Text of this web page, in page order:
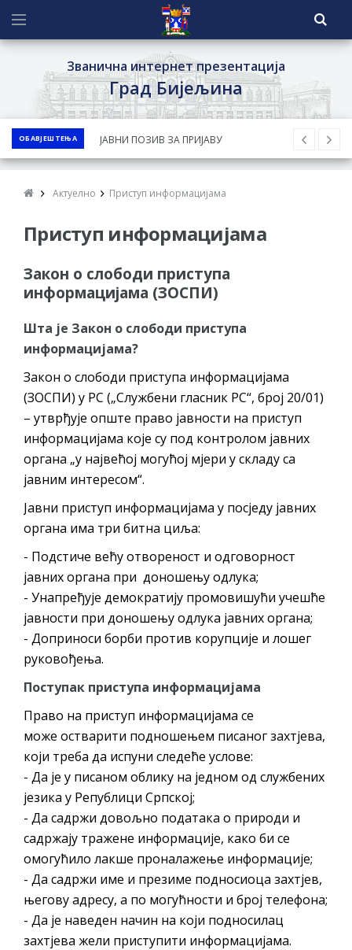
Званична интернет презентација
Град Бијељина
ОБАВЈЕШТЕЊА
ЈАВНИ ПОЗИВ ЗА ПРИЈАВУ
НЕПРОПИСНОГ ОДЛАГАЊА ОТПАДА УЗ
БЕСПОВРАТНИХ СРЕДСТАВА ЗА
СУФИНАНСИРАЊЕ КУПОВИНЕ СЕОСКЕ
КУЋЕ СА ОКУЋНИЦОМ НА ТЕРИТОРИЈИ
ГРАДА БИЈЕЉИНА ЗА 2026. ГОДИНУ
ПРЕЛИМИНАРНA РАНГ ЛИСТA
КАНДИДАТА КОЈИ СУ ОСТВАРИЛИ ПРАВО
НА ГРАДСКИ МЈЕСЕЧНИ БОРАЧКИ
ДОДАТАК ЗА ДЕМОБИЛИСАНЕ БОРЦЕ
ВОЈСКЕ РЕПУБЛИКЕ СРПСКЕ У СТАЊУ
СОЦИЈАЛНЕ ПОТРЕБЕ
ЈАВНИ ПОЗИВ ЗА НАЈЉЕПШЕ УРЕЂЕНО
ДВОРИШТЕ ИНДИВИДУАЛНИХ
ДОМАЋИНСТАВА, ДВОРИШТЕ
ЗАЈЕДНИЦА ЕТАЖНИХ ВЛАСНИКА И ЈАВНИ
ПРОСТОР У МЈЕСНИМ ЗАЈЕДНИЦАМА НА
ТЕРИТОРИЈИ ГРАДА БИЈЕЉИНА
Oд 27. јула пријем захтјева за новчану
помоћ за набавку школског прибора
основцима
Обрасци захтјева за регресирано
гориво доступни од 13. марта до 15.
новембра
Захтјев за издавање ПОНОСНЕ КАРТИЦЕ
Обавјештење о забрани саобраћаја 6. и
7. августа
Обавјештење за предузетника - Вера
Ујић
Актуелно Приступ информацијама
Приступ информацијама
Закон о слободи приступа
информацијама (ЗОСПИ)
Шта је Закон о слободи приступа
информацијама?
Закон о слободи приступа информацијама
(ЗОСПИ) у РС („Службени гласник РС“, број 20/01)
– утврђује опште право јавности на приступ
информацијама које су под контролом јавних
органа „у највећој могућој мјери у складу са
јавним интересом“.
Јавни приступ информацијама у посједу јавних
органа има три битна циља:
- Подстиче већу отвореност и одговорност
јавних органа при доношењу одлука;
- Унапређује демократију промовишући учешће
јавности при доношењу одлука јавних органа;
- Доприноси борби против корупције и лошег
руковођења.
Поступак приступа информацијама
Право на приступ информацијама се
може остварити подношењем писаног захтјева,
који треба да испуни следеће услове:
- Да је у писаном облику на једном од службених
језика у Републици Српској;
- Да садржи довољно података о природи и
садржају тражене информације, како би се
омогућило лакше проналажење информације;
- Да садржи име и презиме подносиоца захтјев,
његову адресу, а по могућности и број телефона;
- Да је наведен начин на који подносилац
захтјева жели приступити информацијама.